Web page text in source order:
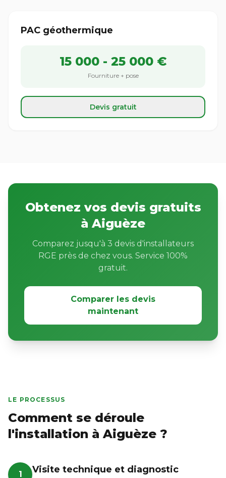
PAC géothermique
15 000 - 25 000 €
Fourniture + pose
Devis gratuit
Obtenez vos devis gratuits
à Aiguèze
Comparez jusqu'à 3 devis d'installateurs
RGE près de chez vous. Service 100%
gratuit.
Comparer les devis
maintenant
LE PROCESSUS
Comment se déroule
l'installation à Aiguèze ?
1 Visite technique et diagnostic